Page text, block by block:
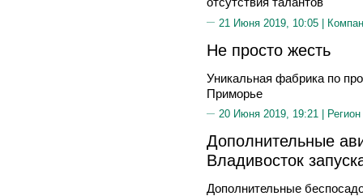
21 Июня 2019, 10:05 |
Не просто жесть
Уникальная фабрика по
Приморье
20 Июня 2019, 19:21 |
Дополнительные
Владивосток
Дополнительные